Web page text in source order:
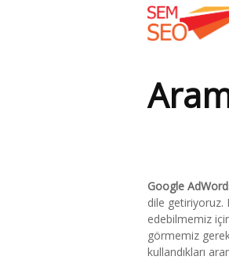
Google
dile getiriyoruz.
edebilmemiz
görmemiz
kullandıkları